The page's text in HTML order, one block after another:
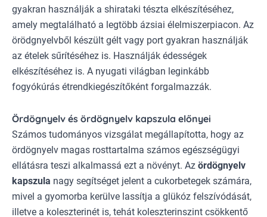
gyakran használják a shirataki tészta elkészítéséhez,
amely megtalálható a legtöbb ázsiai élelmiszerpiacon. Az
örödgnyelvből készült gélt vagy port gyakran használják
az ételek sűrítéséhez is. Használják édességek
elkészítéséhez is. A nyugati világban leginkább
fogyókúrás étrendkiegészítőként forgalmazzák.
Ördögnyelv és ördögnyelv kapszula előnyei
Számos tudományos vizsgálat megállapította, hogy az
ördögnyelv magas rosttartalma számos egészségügyi
ellátásra teszi alkalmassá ezt a növényt. Az ördögnyelv
kapszula nagy segítséget jelent a cukorbetegek számára,
mivel a gyomorba kerülve lassítja a glükóz felszívódását,
illetve a koleszterinét is, tehát koleszterinszint csökkentő